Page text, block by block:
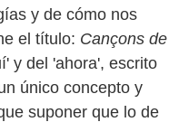
y de cómo nos
el título: Cançons de
y del 'ahora', escrito
único concepto y
suponer que lo de